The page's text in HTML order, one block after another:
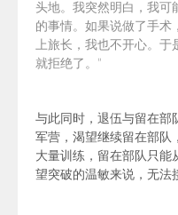
头地。我突然明白，我可
的事情。如果说做了手术
上旅长，我也不开心。
就拒绝了。 ”
与此同时，退伍与留在部
军营，渴望继续留在部队
大量训练，留在部队只能
望突破的温敏来说，无法